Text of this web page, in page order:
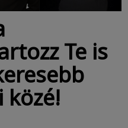
Te is
közé!